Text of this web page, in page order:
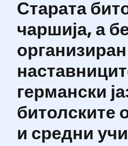
Старата
чаршија, а
германски
битолските
и средни